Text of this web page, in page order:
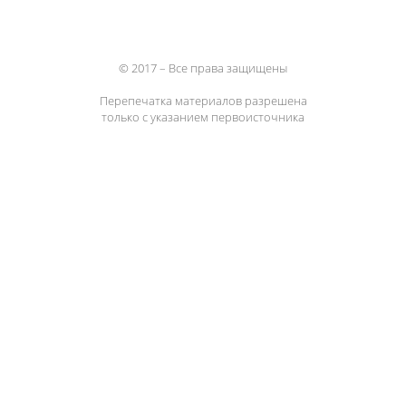
© 2017 – Все права защищены
Перепечатка материалов разрешена
только с указанием первоисточника